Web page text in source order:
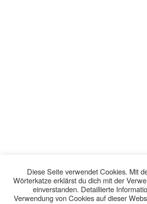
Diese Seite verwendet Cookies. Mit
Wörterkatze erklärst du dich mit der
einverstanden. Detaillierte
Verwendung von Cookies auf dieser